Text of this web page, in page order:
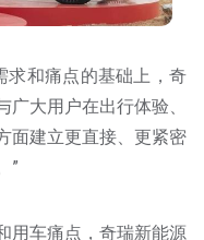
求和痛点的基础上，奇